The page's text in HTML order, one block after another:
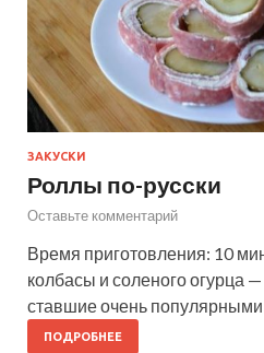
ЗАКУСКИ
Роллы по-русски
Оставьте комментарий
Время приготовления: 10
колбасы и соленого огурца
ставшие очень
ПОДРОБНЕЕ